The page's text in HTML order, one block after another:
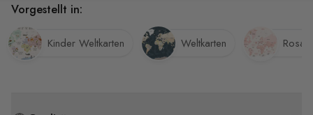
Vorgestellt in:
Kinder Weltkarten Weltkarten Rosa